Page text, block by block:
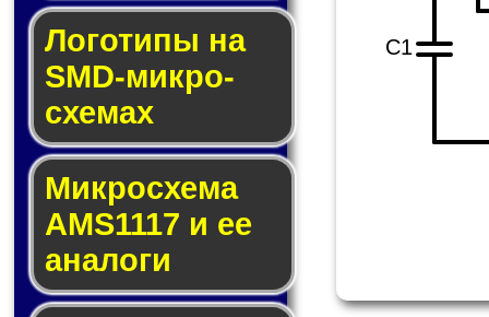
Логотипы на
SMD-мик­ро­
схе­мах
Микросхема
AMS1117 и ее
ана­ло­ги
C1